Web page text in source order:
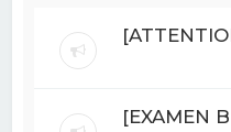
[EXAMEN